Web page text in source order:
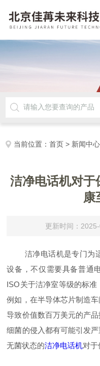
当前位置：首页 > 新闻中心
洁净电话机对于
康
更新时间：
洁净电话机是专门为适
设备，不仅需要具备普通
ISO关于洁净室等级的标准
例如，在半导体芯片制造
导致价值数百万美元的产
细菌的侵入都有可能引发
无菌状态的洁净电话机对于